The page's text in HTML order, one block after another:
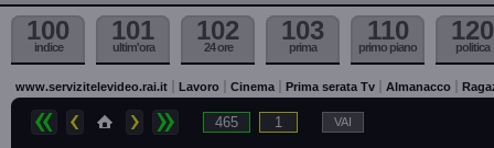
100
indice
101
ultim'ora
102
24 ore
103
prima
110
primo piano
120
politica
www.servizitelevideo.rai.it Lavoro Cinema Prima serata Tv Almanacco